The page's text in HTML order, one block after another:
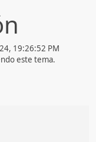
19:26:52 PM
este tema.